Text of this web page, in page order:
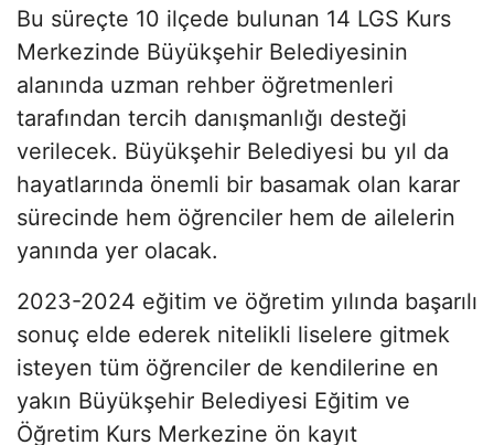
Bu süreçte 10 ilçede bulunan 14 LGS Kurs
Merkezinde Büyükşehir Belediyesinin
alanında uzman rehber öğretmenleri
tarafından tercih danışmanlığı desteği
verilecek. Büyükşehir Belediyesi bu yıl da
hayatlarında önemli bir basamak olan karar
sürecinde hem öğrenciler hem de ailelerin
yanında yer olacak.
2023-2024 eğitim ve öğretim yılında başarılı
sonuç elde ederek nitelikli liselere gitmek
isteyen tüm öğrenciler de kendilerine en
yakın Büyükşehir Belediyesi Eğitim ve
Öğretim Kurs Merkezine ön kayıt